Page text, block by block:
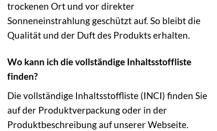
trockenen Ort und vor direkter
Sonneneinstrahlung geschützt auf. So bleibt die
Qualität und der Duft des Produkts erhalten.
Wo kann ich die vollständige Inhaltsstoffliste
finden?
Die vollständige Inhaltsstoffliste (INCI) finden Sie
auf der Produktverpackung oder in der
Produktbeschreibung auf unserer Webseite.